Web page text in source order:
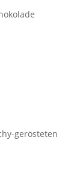
gerösteten